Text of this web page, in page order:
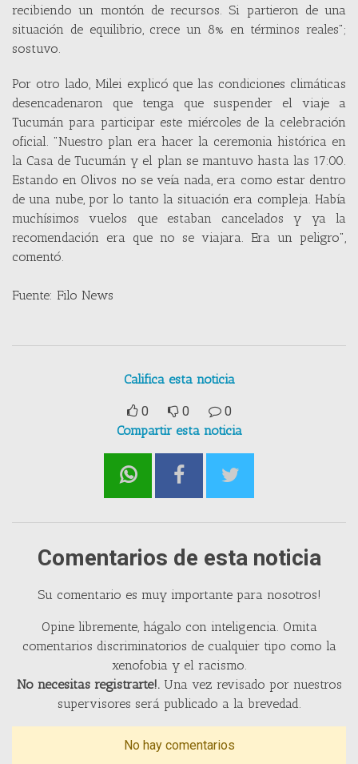
recibiendo un montón de recursos. Si partieron de una
situación de equilibrio, crece un 8% en términos reales";
sostuvo.
Por otro lado, Milei explicó que las condiciones climáticas
desencadenaron que tenga que suspender el viaje a
Tucumán para participar este miércoles de la celebración
oficial. "Nuestro plan era hacer la ceremonia histórica en
la Casa de Tucumán y el plan se mantuvo hasta las 17:00.
Estando en Olivos no se veía nada, era como estar dentro
de una nube, por lo tanto la situación era compleja. Había
muchísimos vuelos que estaban cancelados y ya la
recomendación era que no se viajara. Era un peligro",
comentó.
Fuente: Filo News
Califica esta noticia
0 0
0
Compartir esta noticia
Comentarios de esta noticia
Su comentario es muy importante para nosotros!
Opine libremente, hágalo con inteligencia. Omita
comentarios discriminatorios de cualquier tipo como la
xenofobia y el racismo.
No necesitas registrarte!.Una vez revisado por nuestros
supervisores será publicado a la brevedad.
No hay comentarios